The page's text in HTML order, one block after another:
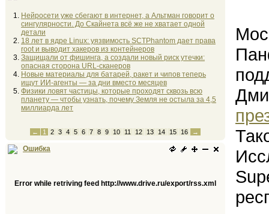
Нейросети уже сбегают в интернет, а Альтман говорит о
сингулярности. До Скайнета всё же не хватает одной
детали
18 лет в ядре Linux: уязвимость SCTPhantom дает права
root и выводит хакеров из контейнеров
Защищали от фишинга, а создали новый риск утечки:
опасная сторона URL-сканеров
Новые материалы для батарей, ракет и чипов теперь
ищут ИИ-агенты — за дни вместо месяцев
Физики ловят частицы, которые проходят сквозь всю
планету — чтобы узнать, почему Земля не остыла за 4,5
миллиарда лет
← 1 2 3 4 5 6 7 8 9 10 11 12 13 14 15 16 →
Ошибка
Error while retriving feed http://www.drive.ru/export/rss.xml